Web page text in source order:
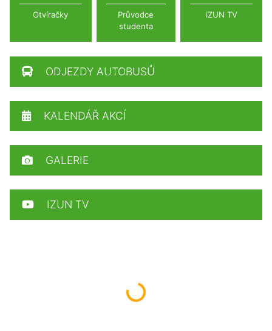
Načítám...
Otvíračky
Průvodce
studenta
iZUN TV
ODJEZDY AUTOBUSŮ
KALENDÁŘ AKCÍ
GALERIE
IZUN TV